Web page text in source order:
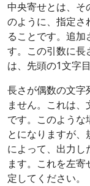
中央寄せとは、そ
のように、指定さ
ることです。追加
す。この引数に長
は、先頭の1文字
長さが偶数の文字
ません。これは
です。このような
とになりますが
によって、出力し
ます。これを左寄
定してください。